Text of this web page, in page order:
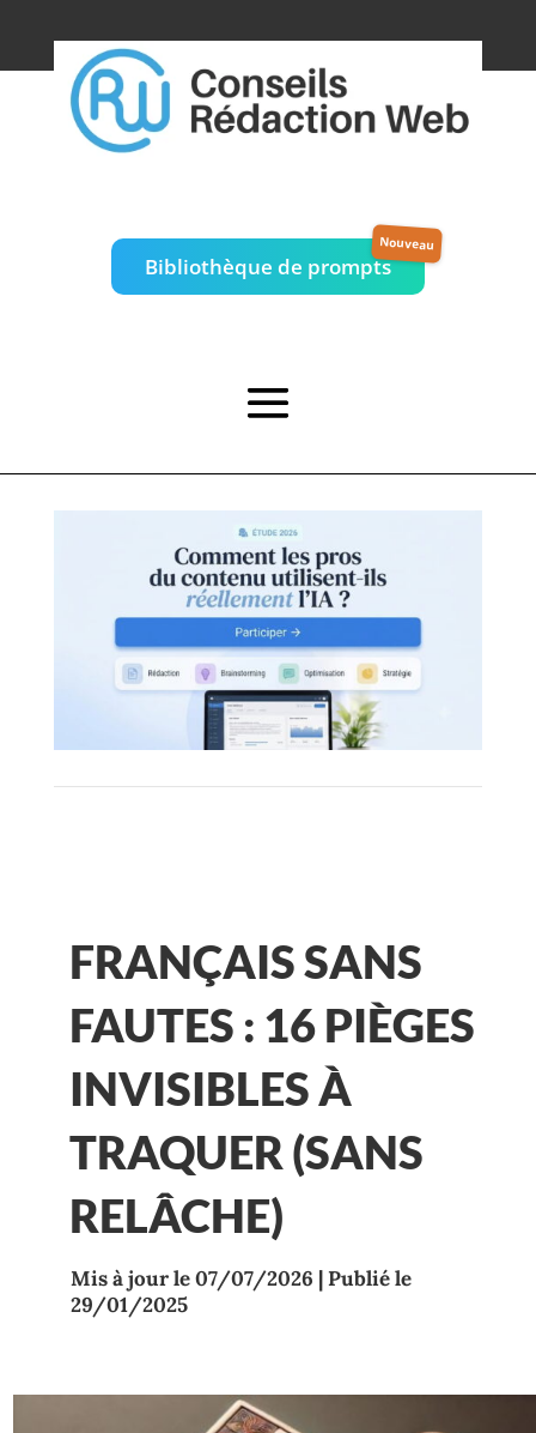
Bibliothèque de prompts
FRANÇAIS SANS
FAUTES : 16 PIÈGES
INVISIBLES À
TRAQUER (SANS
RELÂCHE)
Mis à jour le 07/07/2026 | Publié le
29/01/2025